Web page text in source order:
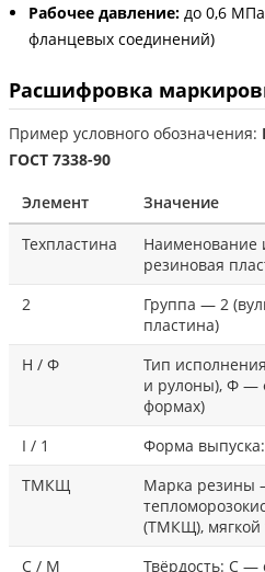
Рабочее давление: до 0,6
фланцевых соединений)
Расшифровка
Пример условного обозначения:
ГОСТ 7338-90
Элемент
Значение
Техпластина
Наименование
резиновая
2
Группа — 2
пластина)
Н / Ф
Тип
и рулоны), Ф —
формах)
I / 1
Форма
ТМКЩ
Марка резины
(ТМКЩ), мягкой
С / М
Твёрдость: С —